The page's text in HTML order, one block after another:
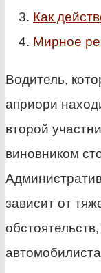
Как
Мирное
Водитель,
априори
второй
виновником
зависит от